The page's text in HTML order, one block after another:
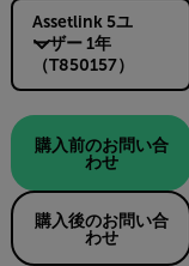
Assetlink 5ユ
ーザー 1年
（T850157）
購入前のお問い合
わせ
購入後のお問い合
わせ